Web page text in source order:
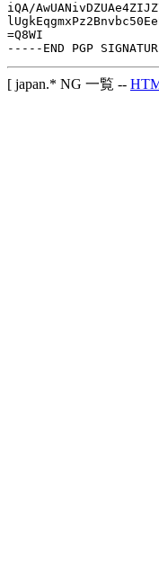
iQA/
=Q8WI
[ japan.* NG 一覧 --